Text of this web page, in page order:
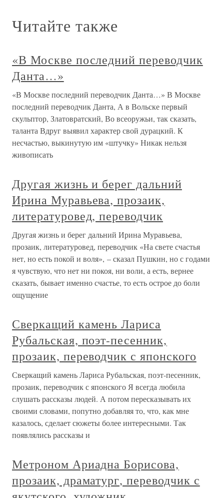
Читайте также
«В Москве последний переводчик
Данта…»
«В Москве последний переводчик Данта…» В Москве
последний переводчик Данта, А в Вольске первый
скульптор, Златовратский, Во всеоружьи, так сказать,
таланта Вдруг выявил характер свой дурацкий. К
несчастью, выкинутую им «штучку» Никак нельзя
живописать
Другая жизнь и берег дальний
Ирина Муравьева, прозаик,
литературовед, переводчик
Другая жизнь и берег дальний Ирина Муравьева,
прозаик, литературовед, переводчик «На свете счастья
нет, но есть покой и воля», – сказал Пушкин, но с годами
я чувствую, что нет ни покоя, ни воли, а есть, вернее
сказать, бывает именно счастье, то есть острое до боли
ощущение
Сверкащий камень Лариса
Рубальская, поэт-песенник,
прозаик, переводчик с японского
Сверкащий камень Лариса Рубальская, поэт-песенник,
прозаик, переводчик с японского Я всегда любила
слушать рассказы людей. А потом пересказывать их
своими словами, попутно добавляя то, что, как мне
казалось, сделает сюжеты более интересными. Так
появлялись рассказы и
Метроном Ариадна Борисова,
прозаик, драматург, переводчик с